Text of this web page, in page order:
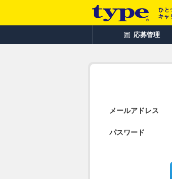
応募管理
メールアドレス
パスワード